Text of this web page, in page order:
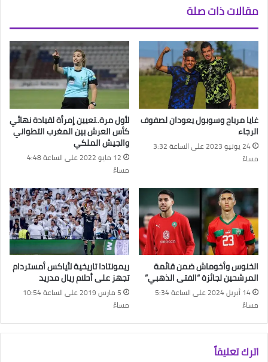
مقالات ذات صلة
غايا مرباح وسوبول يعودان لصفوف
الرجاء
24 يونيو 2023 على الساعة 3:32
مساءً
لأول مرة..تعيين إمرأة لقيادة نهائي
كأس العرش بين المغرب التطواني
والجيش الملكي
12 مايو 2022 على الساعة 4:48
مساءً
الخنوس وأخوماش ضمن قائمة
المرشحين لجائزة “الفتى الذهبي”
14 أبريل 2024 على الساعة 5:34
مساءً
ريمونتادا تاريخية لأياكس أمستردام
تجهز على أحلام ريال مدريد
5 مارس 2019 على الساعة 10:54
مساءً
اترك تعليقاً